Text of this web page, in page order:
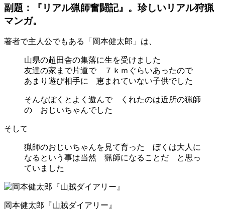
副題：『リアル猟師奮闘記』。珍しいリアル狩猟
マンガ。
著者で主人公でもある「岡本健太郎」は、
山県の超田舎の集落に生を受けました
友達の家まで片道で ７ｋｍぐらいあったので
あまり遊び相手に 恵まれていない子供でした
そんなぼくとよく遊んで くれたのは近所の猟師
の おじいちゃんでした
そして
猟師のおじいちゃんを見て育った ぼくは大人に
なるという事は当然 猟師になることだ と思っ
ていました
岡本健太郎『山賊ダイアリー』